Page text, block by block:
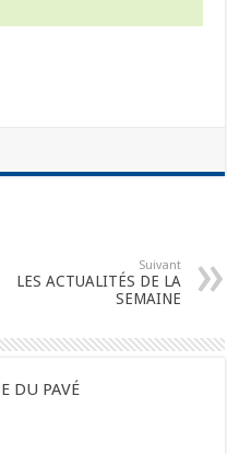
Suivant
LES ACTUALITÉS DE LA
SEMAINE
DU PAVÉ